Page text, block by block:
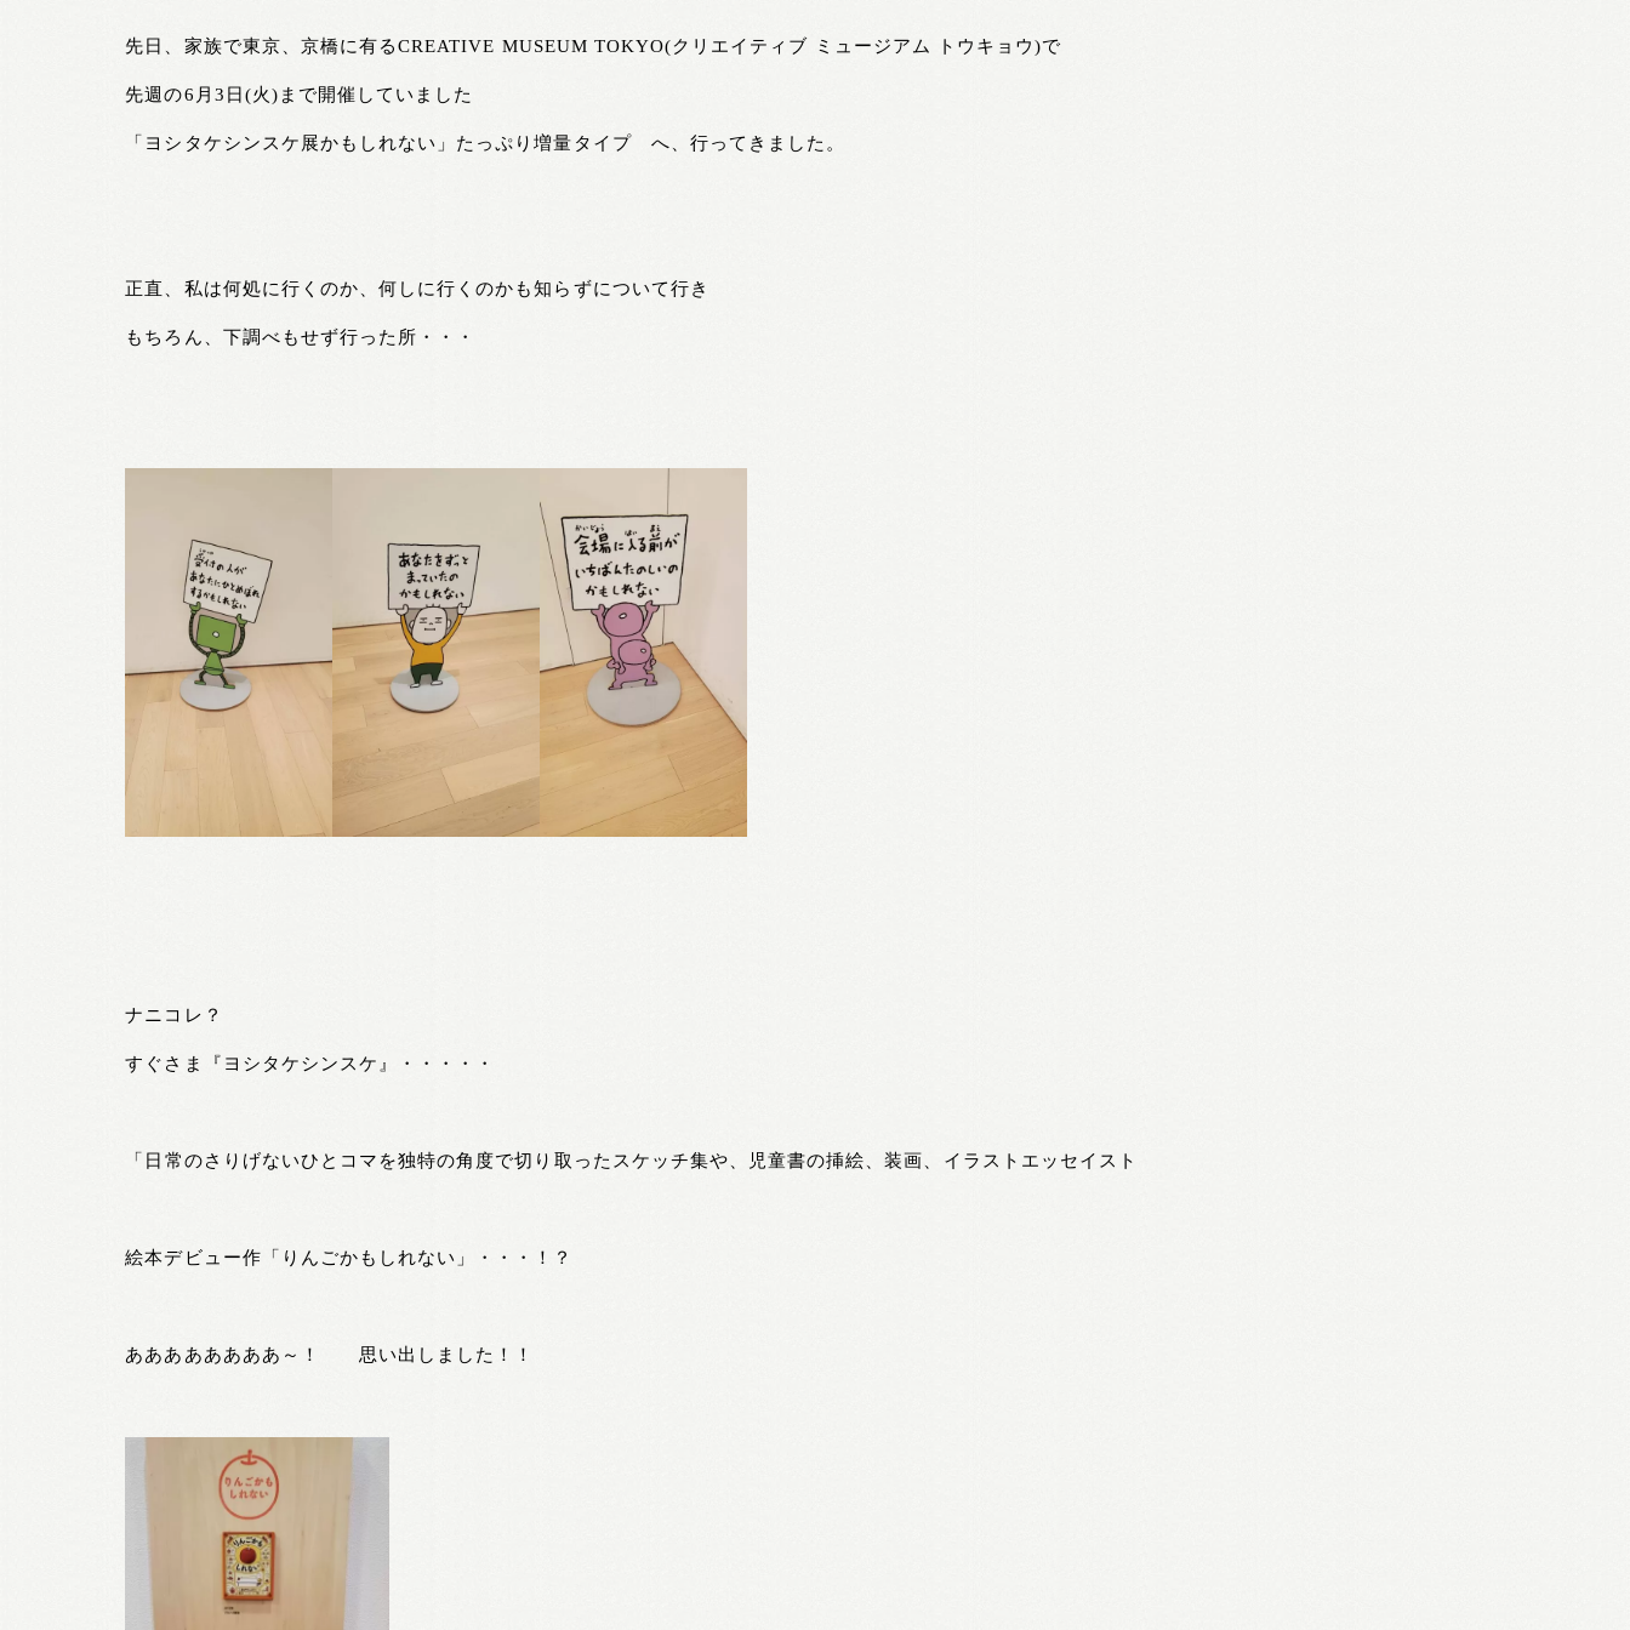
先日、家族で東京、京橋に有るCREATIVE MUSEUM TOKYO(クリエイティブ ミュージアム トウキョウ)で
先週の6月3日(火)まで開催していました
「ヨシタケシンスケ展かもしれない」たっぷり増量タイプ へ、行ってきました。
正直、私は何処に行くのか、何しに行くのかも知らずについて行き
もちろん、下調べもせず行った所・・・
ナニコレ？
すぐさま『ヨシタケシンスケ』・・・・・
「 日常のさりげないひとコマを独特の角度で切り取ったスケッチ集や、児童書の挿絵、装画、イラストエッセイスト
絵本デビュー作「りんごかもしれない」・・・！？
ああああああああ～！ 思い出しました！！